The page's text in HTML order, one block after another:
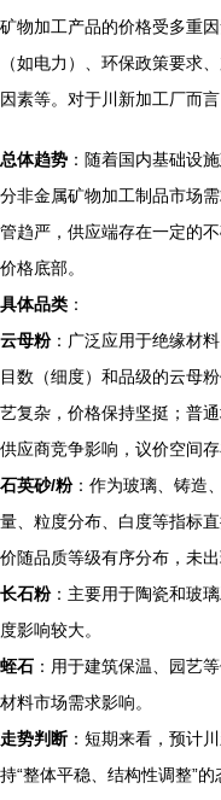
矿物加工产品的价格受多重
（如电力）、环保政策要求
因素等。对于川新加工厂而
总体趋势 ：随着国内基础设
分非金属矿物加工制品市场
管趋严，供应端存在一定的
价格底部。
具体品类 ：
云母粉：广泛应用于绝缘材
目数（细度）和品级的云母
艺复杂，价格保持坚挺；普
供应商竞争影响，议价空间存
石英砂/粉：作为玻璃、铸造
量、粒度分布、白度等指标
价随品质等级有序分布，未出
长石粉：主要用于陶瓷和玻
度影响较大。
蛭石 ：用于建筑保温、园艺
材料市场需求影响。
走势判断 ：短期来看，预计
持“整体平稳、结构性调整”